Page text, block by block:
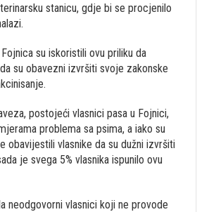
stanicu, gdje bi se procjenilo
su iskoristili ovu priliku da
su obavezni izvršiti svoje zakonske
postojeći vlasnici pasa u Fojnici,
problema sa psima, a iako su
obavijestili vlasnike da su dužni izvršiti
je svega 5% vlasnika ispunilo ovu
neodgovorni vlasnici koji ne provode